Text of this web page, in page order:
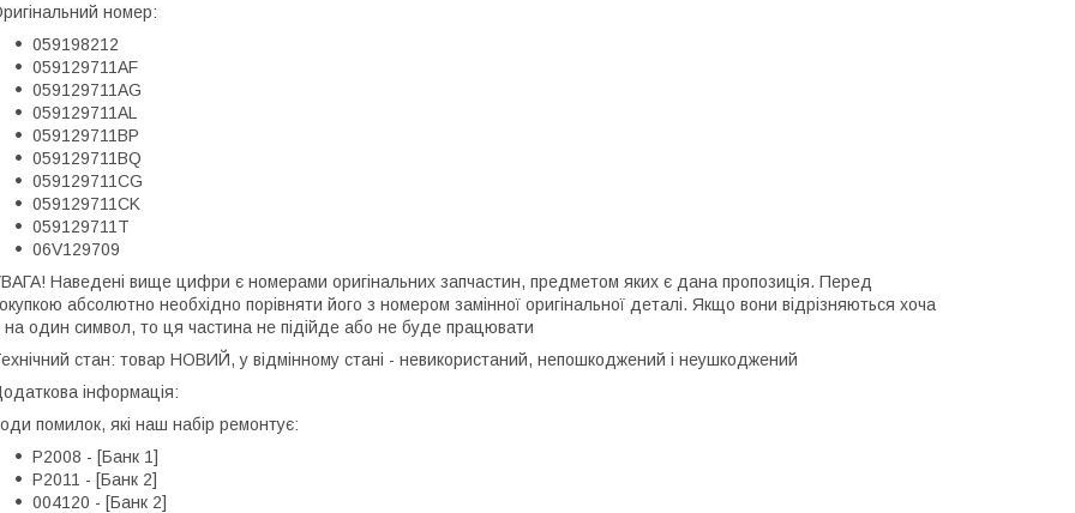
номер:
059198212
059129711AF
059129711AG
059129711AL
059129711BP
059129711BQ
059129711CG
059129711CK
059129711T
06V129709
Наведені вище цифри є номерами оригінальних запчастин, предметом яких є дана пропозиція. Перед
абсолютно необхідно порівняти його з номером замінної оригінальної деталі. Якщо вони відрізняються хоча
на один символ, то ця частина не підійде або не буде працювати
стан: товар НОВИЙ, у відмінному стані - невикористаний, непошкоджений і неушкоджений
інформація:
помилок, які наш набір ремонтує:
P2008 - [Банк 1]
P2011 - [Банк 2]
004120 - [Банк 2]